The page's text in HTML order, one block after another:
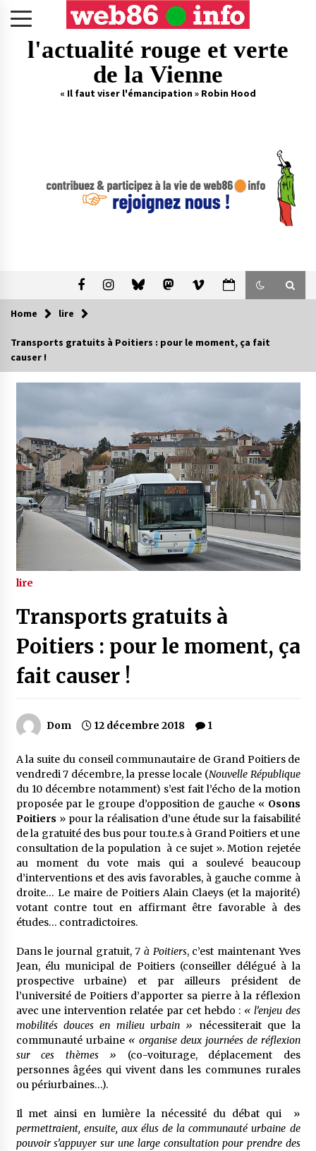
l'actualité rouge et verte
de la Vienne
« Il faut viser l'émancipation » Robin Hood
Home lire
Transports gratuits à Poitiers : pour le moment, ça fait
causer !
lire
Transports gratuits à
Poitiers : pour le moment, ça
fait causer !
Dom 12 décembre 2018 1
A la suite du conseil communautaire de Grand Poitiers de
vendredi 7 décembre, la presse locale (Nouvelle République
du 10 décembre notamment) s’est fait l’écho de la motion
proposée par le groupe d’opposition de gauche « Osons
Poitiers » pour la réalisation d’une étude sur la faisabilité
de la gratuité des bus pour tou.te.s à Grand Poitiers et une
consultation de la population à ce sujet ». Motion rejetée
au moment du vote mais qui a soulevé beaucoup
d’interventions et des avis favorables, à gauche comme à
droite… Le maire de Poitiers Alain Claeys (et la majorité)
votant contre tout en affirmant être favorable à des
études… contradictoires.
Dans le journal gratuit, 7 à Poitiers, c’est maintenant Yves
Jean, élu municipal de Poitiers (conseiller délégué à la
prospective urbaine) et par ailleurs président de
l’université de Poitiers d’apporter sa pierre à la réflexion
avec une intervention relatée par cet hebdo : « l’enjeu des
mobilités douces en milieu urbain » nécessiterait que la
communauté urbaine « organise deux journées de réflexion
sur ces thèmes » (co-voiturage, déplacement des
personnes âgées qui vivent dans les communes rurales
ou périurbaines…).
Il met ainsi en lumière la nécessité du débat qui »
permettraient, ensuite, aux élus de la communauté urbaine de
pouvoir s’appuyer sur une large consultation pour prendre des